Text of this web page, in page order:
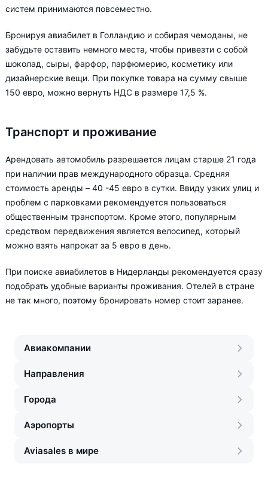
систем принимаются повсеместно.
Бронируя авиабилет в Голландию и собирая чемоданы, не
забудьте оставить немного места, чтобы привезти с собой
шоколад, сыры, фарфор, парфюмерию, косметику или
дизайнерские вещи. При покупке товара на сумму свыше
150 евро, можно вернуть НДС в размере 17,5 %.
Транспорт и проживание
Арендовать автомобиль разрешается лицам старше 21 года
при наличии прав международного образца. Средняя
стоимость аренды – 40 -45 евро в сутки. Ввиду узких улиц и
проблем с парковками рекомендуется пользоваться
общественным транспортом. Кроме этого, популярным
средством передвижения является велосипед, который
можно взять напрокат за 5 евро в день.
При поиске авиабилетов в Нидерланды рекомендуется сразу
подобрать удобные варианты проживания. Отелей в стране
не так много, поэтому бронировать номер стоит заранее.
Авиакомпании
Направления
Города
Аэропорты
Aviasales в мире